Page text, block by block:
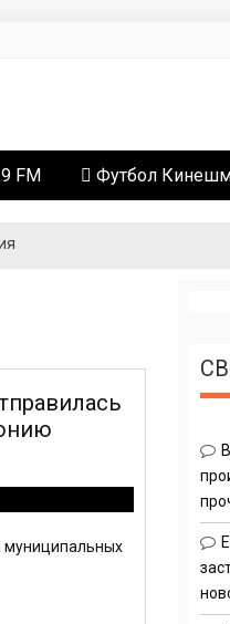
FM Футбол
муниципальных